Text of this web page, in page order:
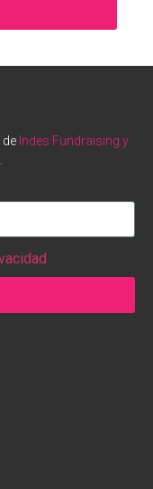
Indes Fundraising y